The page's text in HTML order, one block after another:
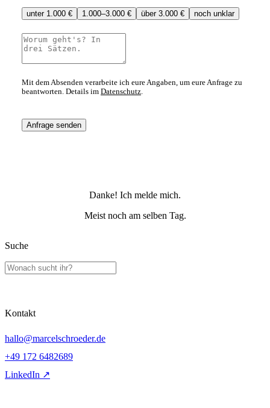
unter 1.000 € 1.000–3.000 € über 3.000 € noch unklar
Mit dem Absenden verarbeite ich eure Angaben, um eure Anfrage zu
beantworten. Details im Datenschutz.
Anfrage senden
Danke! Ich melde mich.
Meist noch am selben Tag.
Suche
Kontakt
hallo@marcelschroeder.de
+49 172 6482689
LinkedIn ↗